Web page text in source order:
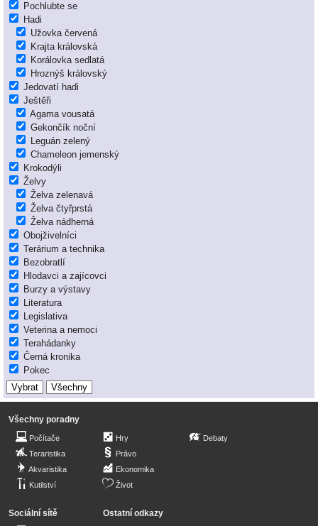
Pochlubte se
Hadi
Užovka červená
Krajta královská
Korálovka sedlatá
Hroznýš královský
Jedovatí hadi
Ještěři
Agama vousatá
Gekončík noční
Leguán zelený
Chameleon jemenský
Krokodýli
Želvy
Želva zelenavá
Želva čtyřprstá
Želva nádherná
Obojživelníci
Terárium a technika
Bezobratlí
Hlodavci a zajícovci
Burzy a výstavy
Literatura
Legislativa
Veterina a nemoci
Terahádanky
Černá kronika
Pokec
Všechny poradny
Počítače
Teraristika
Akvaristika
Kutilství
Hry
Právo
Ekonomika
Život
Debaty
Sociální sítě Ostatní odkazy